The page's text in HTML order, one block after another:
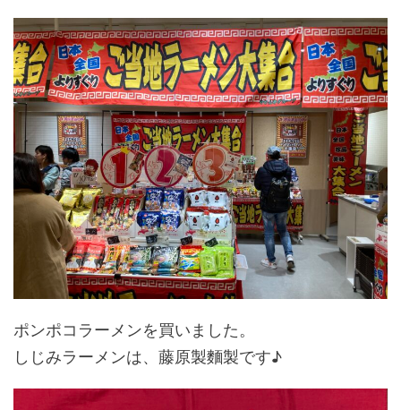
ポンポコラーメンを買いました。
しじみラーメンは、藤原製麵製です♪